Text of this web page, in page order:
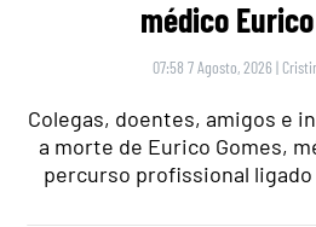
médico
07:58 7 Agosto, 2026 |
Colegas, doentes, amigos e
a morte de Eurico Gomes,
percurso profissional ligado